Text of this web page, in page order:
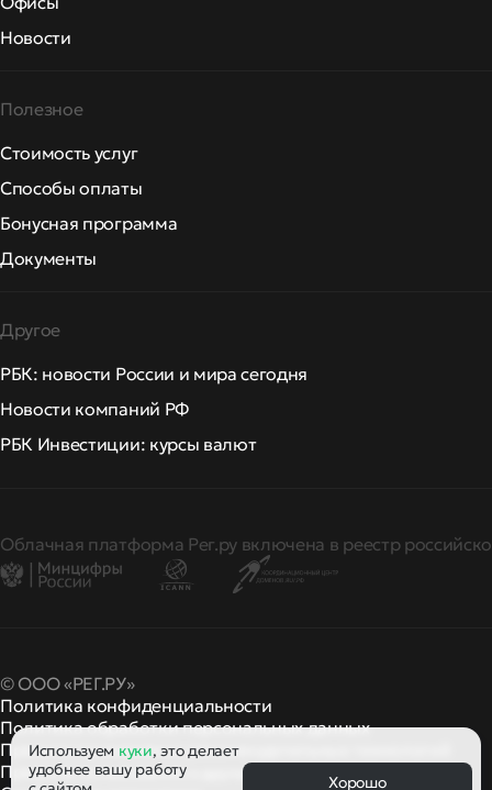
Новости
Полезное
Стоимость услуг
Способы оплаты
Бонусная программа
Документы
Другое
РБК: новости России и мира сегодня
Новости компаний РФ
РБК Инвестиции: курсы валют
Облачная платформа Рег.ру включена в реестр
© ООО «РЕГ.РУ»
Политика конфиденциальности
Политика обработки персональных данных
Правила применения рекомендательных технологий
Правила пользованияи другие
правила и политики
Используем куки, это делает
удобнее вашу работу
Хорошо